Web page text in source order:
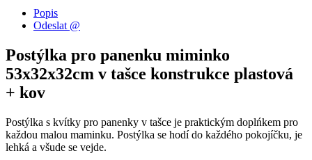
Popis
Odeslat @
Postýlka pro panenku miminko
53x32x32cm v tašce konstrukce plastová
+ kov
Postýlka s kvítky pro panenky v tašce je praktickým doplńkem pro
každou malou maminku. Postýlka se hodí do každého pokojíčku, je
lehká a všude se vejde.